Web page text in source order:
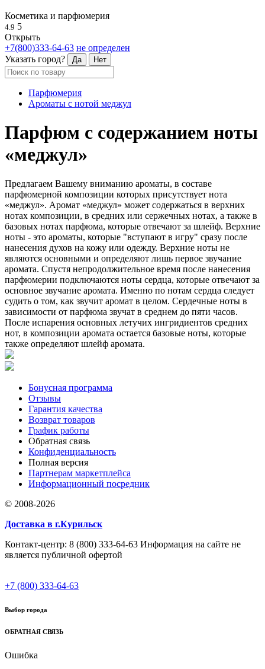
Косметика и парфюмерия
4.9 5
Открыть
+7(800)333-64-63 не определен
Указать город?
Да Нет
Парфюмерия
Ароматы с нотой меджул
Парфюм с содержанием ноты
«меджул»
Предлагаем Вашему вниманию ароматы, в составе
парфюмерной композиции которых присутствует нота
«меджул». Аромат «меджул» может содержаться в верхних
нотах композиции, в средних или сержечных нотах, а также в
базовых нотах парфюма, которые отвечают за шлейф. Верхние
ноты - это ароматы, которые "вступают в игру" сразу после
нанесения духов на кожу или одежду. Верхние ноты не
являются основными и определяют лишь первое звучание
аромата. Спустя непродолжительное время после нанесения
парфюмерии подключаются ноты сердца, которые отвечают за
основное звучание аромата. Именно по нотам сердца следует
судить о том, как звучит аромат в целом. Сердечные ноты в
зависимости от парфюма звучат в среднем до пяти часов.
После испарения основных летучих ингридиентов средних
нот, в композиции аромата остается базовые ноты, которые
также определяют шлейф аромата.
Бонусная программа
Отзывы
Гарантия качества
Возврат товаров
График работы
Обратная связь
Конфиденциальность
Полная версия
Партнерам маркетплейса
Информационный посредник
© 2008-2026
Доставка в г.Курильск
Контакт-центр: 8 (800) 333-64-63 Информация на сайте не
является публичной офертой
+7 (800) 333-64-63
Выбор города
ОБРАТНАЯ СВЯЗЬ
Ошибка